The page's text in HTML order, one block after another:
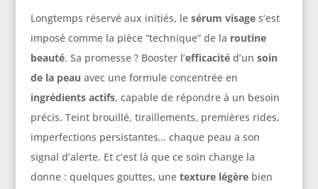
Longtemps réservé aux initiés, le sérum visages’est
imposé comme la pièce “technique” de la routine
beauté. Sa promesse ? Booster l’efficacitéd’un soin
de la peau avec une formule concentrée en
ingrédients actifs, capable de répondre à un besoin
précis. Teint brouillé, tiraillements, premières rides,
imperfections persistantes… chaque peau a son
signal d’alerte. Et c’est là que ce soin change la
donne : quelques gouttes, une texture légèrebien